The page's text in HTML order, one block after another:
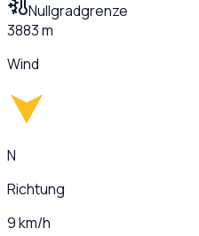
Nullgradgrenze
3883 m
Wind
N
Richtung
9 km/h